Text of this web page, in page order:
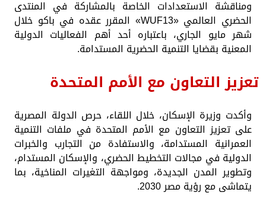
ومناقشة الاستعدادات الخاصة بالمشاركة في المنتدى
الحضري العالمي «WUF13» المقرر عقده في باكو خلال
شهر مايو الجاري، باعتباره أحد أهم الفعاليات الدولية
المعنية بقضايا التنمية الحضرية المستدامة.
تعزيز التعاون مع الأمم المتحدة
وأكدت وزيرة الإسكان، خلال اللقاء، حرص الدولة المصرية
على تعزيز التعاون مع الأمم المتحدة في ملفات التنمية
العمرانية المستدامة، والاستفادة من التجارب والخبرات
الدولية في مجالات التخطيط الحضري، والإسكان المستدام،
وتطوير المدن الجديدة، ومواجهة التغيرات المناخية، بما
يتماشى مع رؤية مصر 2030.